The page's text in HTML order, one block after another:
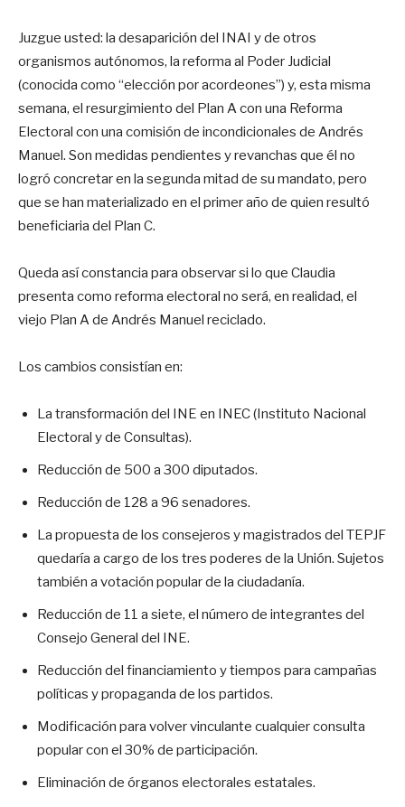
Juzgue usted: la desaparición del INAI y de otros
organismos autónomos, la reforma al Poder Judicial
(conocida como “elección por acordeones”) y, esta misma
semana, el resurgimiento del Plan A con una Reforma
Electoral con una comisión de incondicionales de Andrés
Manuel. Son medidas pendientes y revanchas que él no
logró concretar en la segunda mitad de su mandato, pero
que se han materializado en el primer año de quien resultó
beneficiaria del Plan C.
Queda así constancia para observar si lo que Claudia
presenta como reforma electoral no será, en realidad, el
viejo Plan A de Andrés Manuel reciclado.
Los cambios consistían en:
La transformación del INE en INEC (Instituto Nacional
Electoral y de Consultas).
Reducción de 500 a 300 diputados.
Reducción de 128 a 96 senadores.
La propuesta de los consejeros y magistrados del TEPJF
quedaría a cargo de los tres poderes de la Unión. Sujetos
también a votación popular de la ciudadanía.
Reducción de 11 a siete, el número de integrantes del
Consejo General del INE.
Reducción del financiamiento y tiempos para campañas
políticas y propaganda de los partidos.
Modificación para volver vinculante cualquier consulta
popular con el 30% de participación.
Eliminación de órganos electorales estatales.